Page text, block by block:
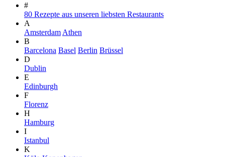
#
80 Rezepte aus unseren liebsten Restaurants
A
Amsterdam Athen
B
Barcelona Basel Berlin Brüssel
D
Dublin
E
Edinburgh
F
Florenz
H
Hamburg
I
Istanbul
K